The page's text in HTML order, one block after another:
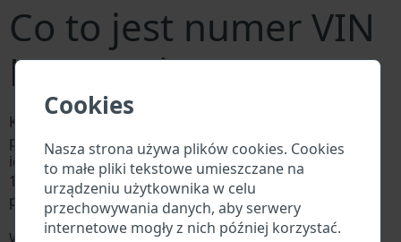
Cookies
Nasza strona używa plików cookies. Cookies
to małe pliki tekstowe umieszczane na
urządzeniu użytkownika w celu
przechowywania danych, aby serwery
internetowe mogły z nich później korzystać.
Co to jest numer VIN
Laumetrisa?
Każdy producent Laumetrisa przypisuje każdemu
pojazdowi unikalny identyfikator zwany numerem
identyfikacyjnym pojazdu (VIN). Numer VIN składa się z
17 cyfr i składa się z liter i cyfr zawierających
podstawowe informacje o pojeździe.